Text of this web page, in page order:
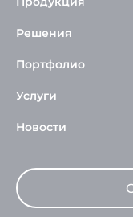
Решения
Портфолио
Услуги
Новости